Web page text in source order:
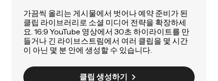
가끔씩 올리는 게시물에서 벗어나 예약 준비가 된
클립 라이브러리로 소셜 미디어 전략을 확장하세
요. 16:9 YouTube 영상에서 30초 하이라이트를 만
들거나 긴 라이브스트림에서 여러 클립을 몇 시간
이 아닌 몇 분 안에 생성할 수 있습니다.
클립 생성하기